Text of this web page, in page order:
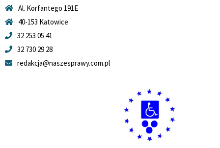
Al. Korfantego 191E
40-153 Katowice
32 253 05 41
32 730 29 28
redakcja@naszesprawy.com.pl